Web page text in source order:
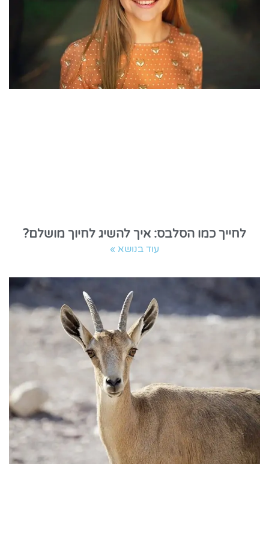
לחייך כמו הסלבס: איך להשיג לחיוך מושלם?
עוד בנושא »